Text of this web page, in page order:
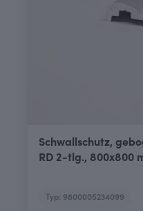
Schwallschutz,
RD 2-tlg., 800x800
Typ: 9800005234099